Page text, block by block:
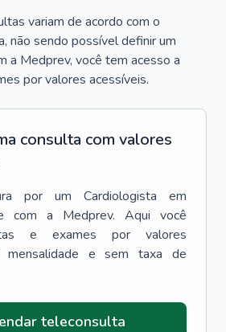
variam de acordo com o
não sendo possível definir um
a Medprev, você tem acesso a
por valores acessíveis.
consulta com valores
por um Cardiologista
em
com a Medprev. Aqui você
e exames por valores
mensalidade e sem taxa de
teleconsulta